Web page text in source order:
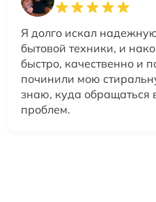
Я долго искал
бытовой техники, и
быстро, качественно и
починили мою
знаю, куда обращаться
проблем.